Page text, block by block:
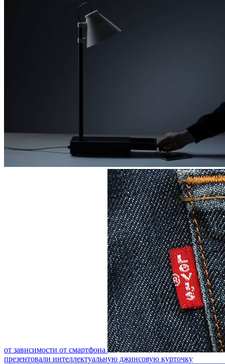
от зависимости от смартфона
презентовали интеллектуальную джинсовую курточку